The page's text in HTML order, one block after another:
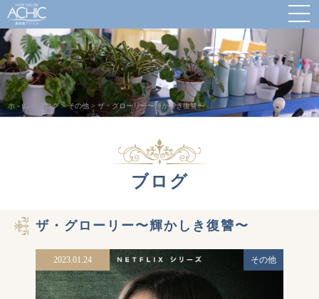
ホ－ム ブログ>その他 >ザ・グローリー〜輝かしき復讐〜
ブログ
ザ・グローリー〜輝かしき復讐〜
2023.01.24 その他